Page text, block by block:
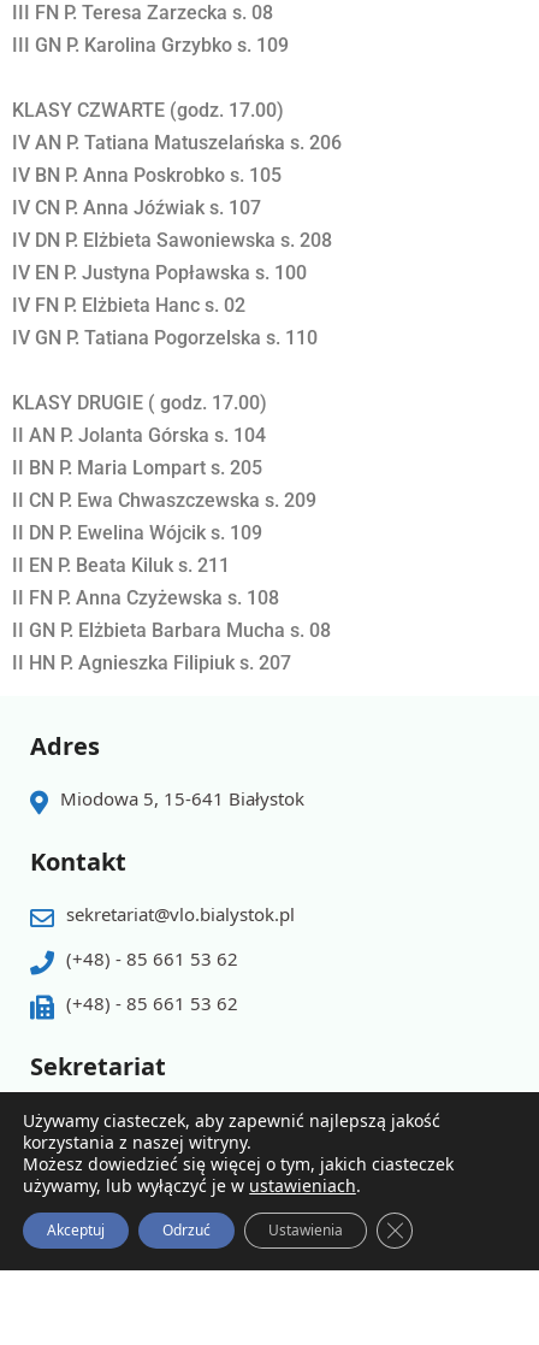
III FN P. Teresa Zarzecka s. 08
III GN P. Karolina Grzybko s. 109
KLASY CZWARTE (godz. 17.00)
IV AN P. Tatiana Matuszelańska s. 206
IV BN P. Anna Poskrobko s. 105
IV CN P. Anna Jóźwiak s. 107
IV DN P. Elżbieta Sawoniewska s. 208
IV EN P. Justyna Popławska s. 100
IV FN P. Elżbieta Hanc s. 02
IV GN P. Tatiana Pogorzelska s. 110
KLASY DRUGIE ( godz. 17.00)
II AN P. Jolanta Górska s. 104
II BN P. Maria Lompart s. 205
II CN P. Ewa Chwaszczewska s. 209
II DN P. Ewelina Wójcik s. 109
II EN P. Beata Kiluk s. 211
II FN P. Anna Czyżewska s. 108
II GN P. Elżbieta Barbara Mucha s. 08
II HN P. Agnieszka Filipiuk s. 207
Adres
Miodowa 5, 15-641 Białystok
Kontakt
sekretariat@vlo.bialystok.pl
(+48) - 85 661 53 62
(+48) - 85 661 53 62
Sekretariat
Godziny pracy pn-pt 8.00 - 15.30
Używamy ciasteczek, aby zapewnić najlepszą jakość
korzystania z naszej witryny.
Możesz dowiedzieć się więcej o tym, jakich ciasteczek
używamy, lub wyłączyć je w ustawieniach.
Akceptuj Odrzuć Ustawienia Zamknij Panel